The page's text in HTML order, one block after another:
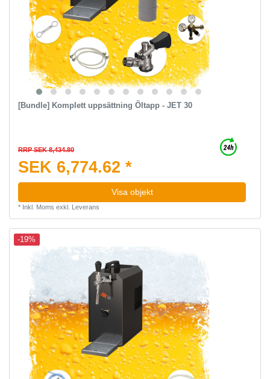
[Bundle] Komplett uppsättning Öltapp - JET 30
RRP SEK 8,434.80
SEK 6,774.62 *
Visa objekt
* Inkl. Moms exkl. Leverans
-19%